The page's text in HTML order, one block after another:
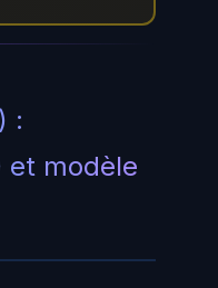
:
et modèle